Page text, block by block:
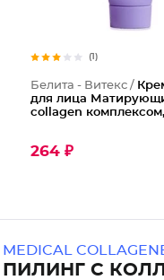
(1)
Белита - Витекс /
для лица
collagen
264 ₽
MEDICAL
ПИЛИНГ С